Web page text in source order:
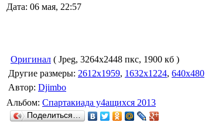
Дата: 06 мая, 22:57
Оригинал ( Jpeg, 3264x2448 пкс, 1900 кб )
Другие размеры: 2612x1959, 1632x1224, 640x480
Автор: Djimbo
Альбом: Спартакиада у4ащихся 2013
Поделиться…